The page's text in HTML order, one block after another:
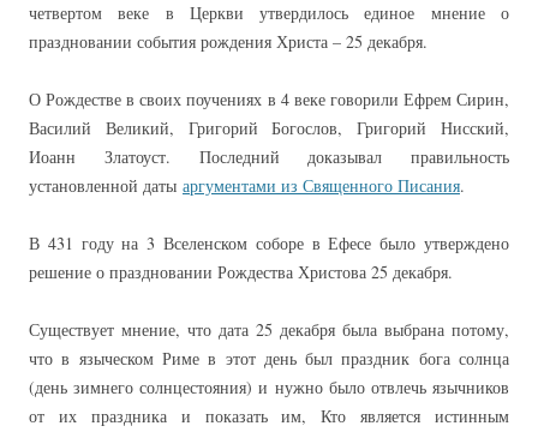
четвертом веке в Церкви утвердилось единое мнение о
праздновании события рождения Христа – 25 декабря.
О Рождестве в своих поучениях в 4 веке говорили Ефрем Сирин,
Василий Великий, Григорий Богослов, Григорий Нисский,
Иоанн Златоуст. Последний доказывал правильность
установленной даты аргументами из Священного Писания.
В 431 году на 3 Вселенском соборе в Ефесе было утверждено
решение о праздновании Рождества Христова 25 декабря.
Существует мнение, что дата 25 декабря была выбрана потому,
что в языческом Риме в этот день был праздник бога солнца
(день зимнего солнцестояния) и нужно было отвлечь язычников
от их праздника и показать им, Кто является истинным